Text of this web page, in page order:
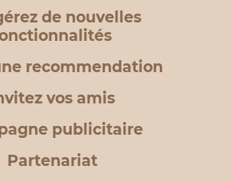
de nouvelles
recommendation
vos amis
publicitaire
Partenariat